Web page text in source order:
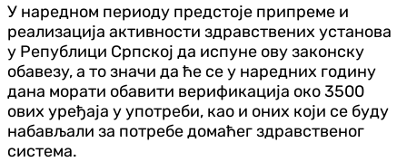
У наредном периоду предстоје припреме и
реализација активности здравствених установа
у Републици Српској да испуне ову законску
обавезу, а то значи да ће се у наредних годину
дана морати обавити верификација око 3500
ових уређаја у употреби, као и оних који се буду
набављали за потребе домаћег здравственог
система.